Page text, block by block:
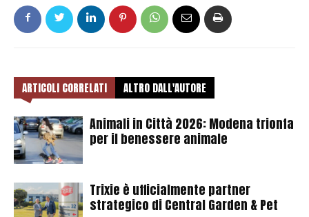
ARTICOLI CORRELATI ALTRO DALL'AUTORE
Animali in Città 2026: Modena trionfa
per il benessere animale
Trixie è ufficialmente partner
strategico di Central Garden & Pet